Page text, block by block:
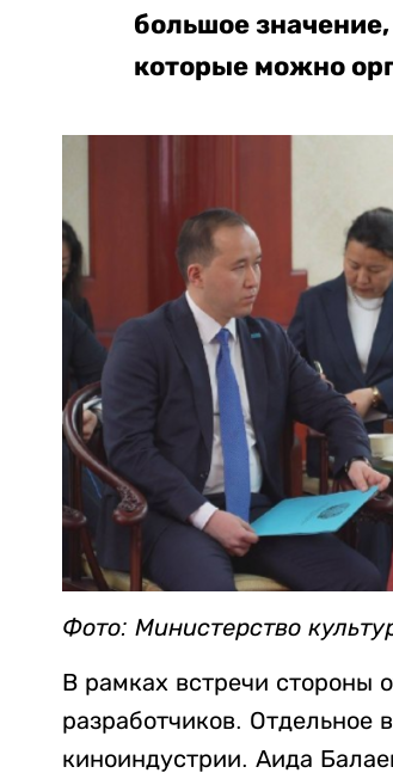
большое
которые можно
Фото: Министерство
В рамках встречи стороны
разработчиков. Отдельное
киноиндустрии. Аида